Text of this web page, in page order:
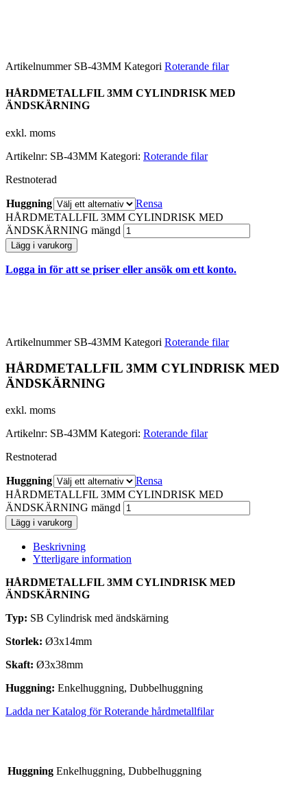
Artikelnummer SB-43MM Kategori Roterande filar
HÅRDMETALLFIL 3MM CYLINDRISK MED
ÄNDSKÄRNING
exkl. moms
Artikelnr: SB-43MM Kategori: Roterande filar
Restnoterad
Huggning
Rensa
HÅRDMETALLFIL 3MM CYLINDRISK MED
ÄNDSKÄRNING mängd
Lägg i varukorg
Logga in för att se priser eller ansök om ett konto.
Artikelnummer SB-43MM Kategori Roterande filar
HÅRDMETALLFIL 3MM CYLINDRISK MED
ÄNDSKÄRNING
exkl. moms
Artikelnr: SB-43MM Kategori: Roterande filar
Restnoterad
Huggning
Rensa
HÅRDMETALLFIL 3MM CYLINDRISK MED
ÄNDSKÄRNING mängd
Lägg i varukorg
Beskrivning
Ytterligare information
HÅRDMETALLFIL 3MM CYLINDRISK MED
ÄNDSKÄRNING
Typ: SB Cylindrisk med ändskärning
Storlek: Ø3x14mm
Skaft: Ø3x38mm
Huggning: Enkelhuggning, Dubbelhuggning
Ladda ner Katalog för Roterande hårdmetallfilar
Huggning Enkelhuggning, Dubbelhuggning